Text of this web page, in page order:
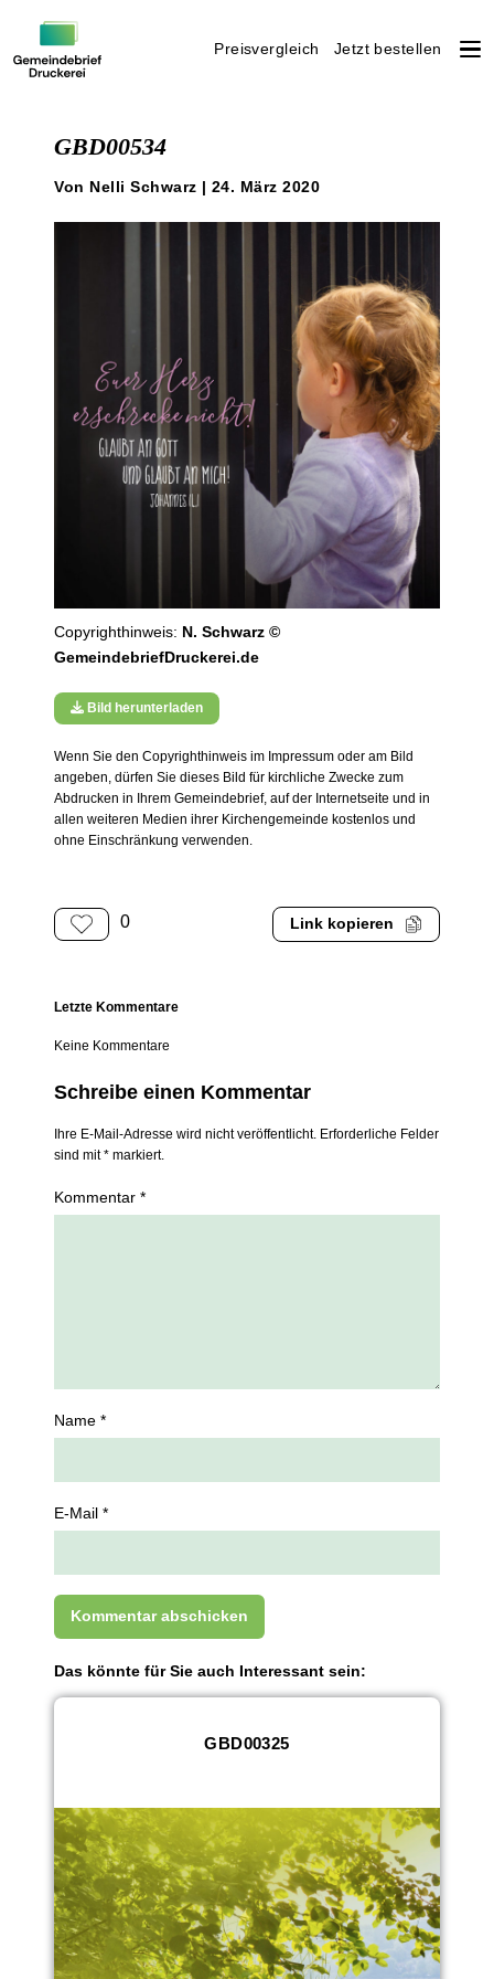
Preisvergleich Jetzt bestellen
GBD00534
Von Nelli Schwarz | 24. März 2020
Copyrighthinweis: N. Schwarz ©
GemeindebriefDruckerei.de
Bild herunterladen
Wenn Sie den Copyrighthinweis im Impressum oder am Bild
angeben, dürfen Sie dieses Bild für kirchliche Zwecke zum
Abdrucken in Ihrem Gemeindebrief, auf der Internetseite und in
allen weiteren Medien ihrer Kirchengemeinde kostenlos und
ohne Einschränkung verwenden.
0 Link kopieren
Letzte Kommentare
Keine Kommentare
Schreibe einen Kommentar
Ihre E-Mail-Adresse wird nicht veröffentlicht. Erforderliche Felder
sind mit * markiert.
Kommentar *
Name *
E-Mail *
Das könnte für Sie auch Interessant sein:
GBD00325